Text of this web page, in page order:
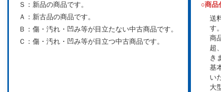
Ｓ： 新品の商品です。
Ａ： 新古品の商品です。
Ｂ： 傷・汚れ・凹み等が目立たない中古商品です。
Ｃ： 傷・汚れ・凹み等が目立つ中古商品です。
○商品
送
す
商
超
き
基
い
大